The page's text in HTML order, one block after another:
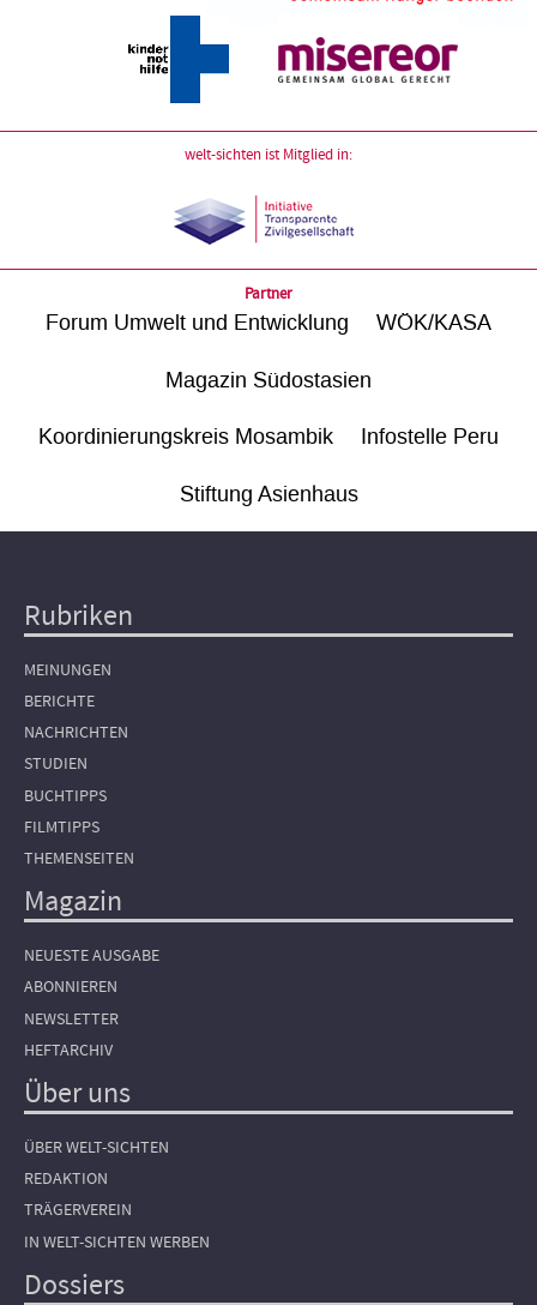
welt-sichten ist Mitglied in:
Partner
Forum Umwelt und Entwicklung WÖK/KASA
Magazin Südostasien
Koordinierungskreis Mosambik Infostelle Peru
Stiftung Asienhaus
Hauptnavigation
Rubriken
MEINUNGEN
BERICHTE
NACHRICHTEN
STUDIEN
BUCHTIPPS
FILMTIPPS
THEMENSEITEN
Magazin
NEUESTE AUSGABE
ABONNIEREN
NEWSLETTER
HEFTARCHIV
Über uns
ÜBER WELT-SICHTEN
REDAKTION
TRÄGERVEREIN
IN WELT-SICHTEN WERBEN
Dossiers